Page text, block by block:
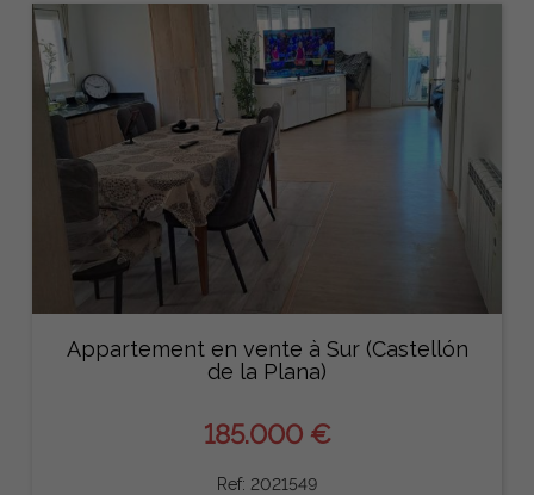
Appartement en vente à Sur (Castellón
de la Plana)
185.000 €
Ref: 2021549